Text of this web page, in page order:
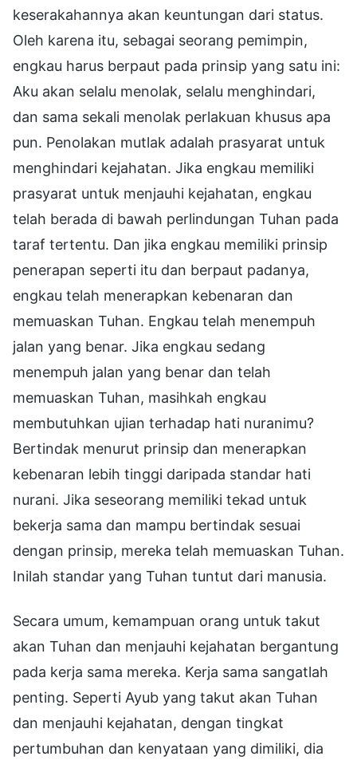
keserakahannya akan keuntungan dari status.
Oleh karena itu, sebagai seorang pemimpin,
engkau harus berpaut pada prinsip yang satu ini:
Aku akan selalu menolak, selalu menghindari,
dan sama sekali menolak perlakuan khusus apa
pun. Penolakan mutlak adalah prasyarat untuk
menghindari kejahatan. Jika engkau memiliki
prasyarat untuk menjauhi kejahatan, engkau
telah berada di bawah perlindungan Tuhan pada
taraf tertentu. Dan jika engkau memiliki prinsip
penerapan seperti itu dan berpaut padanya,
engkau telah menerapkan kebenaran dan
memuaskan Tuhan. Engkau telah menempuh
jalan yang benar. Jika engkau sedang
menempuh jalan yang benar dan telah
memuaskan Tuhan, masihkah engkau
membutuhkan ujian terhadap hati nuranimu?
Bertindak menurut prinsip dan menerapkan
kebenaran lebih tinggi daripada standar hati
nurani. Jika seseorang memiliki tekad untuk
bekerja sama dan mampu bertindak sesuai
dengan prinsip, mereka telah memuaskan Tuhan.
Inilah standar yang Tuhan tuntut dari manusia.
Secara umum, kemampuan orang untuk takut
akan Tuhan dan menjauhi kejahatan bergantung
pada kerja sama mereka. Kerja sama sangatlah
penting. Seperti Ayub yang takut akan Tuhan
dan menjauhi kejahatan, dengan tingkat
pertumbuhan dan kenyataan yang dimiliki, dia